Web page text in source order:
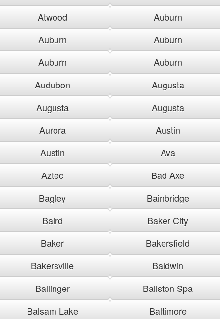
Atwood
Auburn
Auburn
Auburn
Auburn
Auburn
Audubon
Augusta
Augusta
Augusta
Aurora
Austin
Austin
Ava
Aztec
Bad Axe
Bagley
Bainbridge
Baird
Baker City
Baker
Bakersfield
Bakersville
Baldwin
Ballinger
Ballston Spa
Balsam Lake
Baltimore